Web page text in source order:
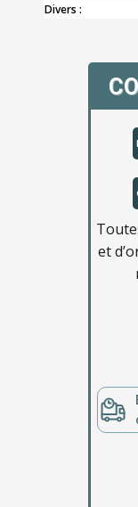
Divers :
et